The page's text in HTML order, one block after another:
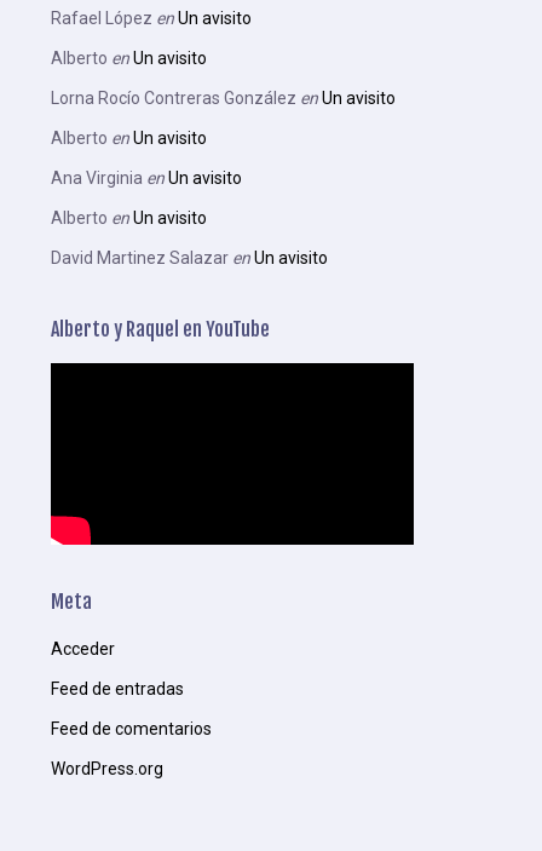
Rafael López enUn avisito
Alberto enUn avisito
Lorna Rocío Contreras González enUn avisito
Alberto enUn avisito
Ana Virginia enUn avisito
Alberto enUn avisito
David Martinez Salazar enUn avisito
Alberto y Raquel en YouTube
Meta
Acceder
Feed de entradas
Feed de comentarios
WordPress.org